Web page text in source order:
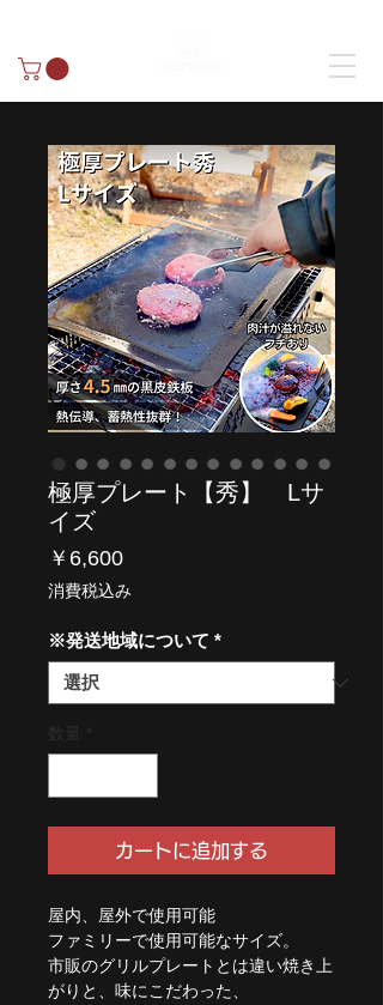
極厚プレート【秀】 Lサ
イズ
￥6,600価
格
消費税込み
※発送地域について *
*
カートに追加する
屋内、屋外で使用可能
ファミリーで使用可能なサイズ。
市販のグリルプレートとは違い焼き上
がりと、味にこだわった、